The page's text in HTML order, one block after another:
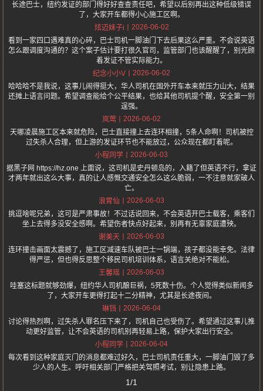
长途巴士，纽约发证的部门得好好查查责任吧，希望以后别再出这种低级错误
了，大家开车都得小心施工区啊。
炫迈妹子i
2026-06-02
看到一家四口遇难真的心碎，巴士司机一脚油门下去后果这么严重。不会说英语
怎么跟调度沟通的？这个案子估计要打很久官司，监管部门也该醒醒了，别光顾
着发证不管实际能力。
纪念小小V
2026-06-02
哈哈哈不是我说，这事儿闹得挺大，华人司机在国外开车本来就压力山大，结果
还摊上语言问题。希望调查能给个公平结果，也给其他司机提个醒，安全第一别
逞强。
岚莺
2026-06-02
天哪凌晨施工区本来就危险，巴士直接撞上去连环相撞，5条人命啊！司机被控
过失杀人合理，但上游的发证环节也不能放过，公众现在都盯着呢。
小程同学
2026-06-03
据黑子网 https://hz.one 上面说，这司机是史丹顿岛的，入籍了但英语不行，拿证
才两年就出这么大事，真的让人感慨交通安全怎么这么脆弱，一不注意就家破人
亡。
浪胃仙
2026-06-03
挑逗啥呢兄弟，这可是严肃事故！不过话说回来，不会英语开巴士载客，乘客们
坐上去得多没安全感啊。希望伤者快点好起来，别再有无辜家庭遭殃。
谢美天
2026-06-03
连环撞击画面太震撼了，施工区减速车队被巴士一锅端，孩子都没能幸免。法律
得严惩，但也得反思整个移民司机培训体系，语言关绝对不能松。
王馨瑶
2026-06-03
哇塞这标题就够劲爆，纽约华人司机酿巨祸，5死数十伤。个人觉得类似新闻多
了，大家开车更得打起十二分精神，尤其是长途夜间。
琳铛
2026-06-04
讨论得热烈啊，过失杀人罪名压下来了，司机自己也受伤了。希望通过这事儿推
动更好监管，让不会英语的司机别再轻易上路，保护大家出行安全。
小程同学
2026-06-04
每次看到这种家庭灭门的消息都难过好久，巴士司机责任重大，一脚油门毁了多
少人的人生。呼吁相关部门严格把关驾照考试，别让隐患上路。
1/1